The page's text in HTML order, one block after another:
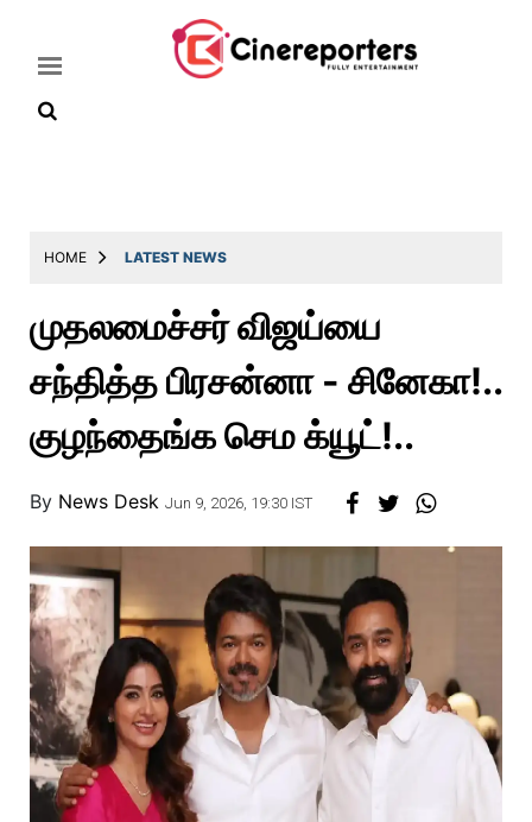
Latest
Throwback
Television
Reviews
Photos
Story
HOME LATEST NEWS
முதலமைச்சர் விஜய்யை
சந்தித்த பிரசன்னா - சினேகா!..
குழந்தைங்க செம க்யூட்!..
By News Desk Jun 9, 2026, 19:30 IST